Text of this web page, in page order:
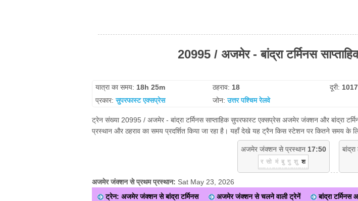
20995 / अजमेर - बांद्रा टर्मिनस
यात्रा का समय: 18h 25m ठहराव: 18 दूरी: 1017
प्रकार:सुपरफास्ट एक्सप्रेस जोन:उत्तर पश्चिम रेलवे
ट्रेन संख्या 20995 / अजमेर - बांद्रा टर्मिनस साप्ताहिक सुपरफास्ट एक्सप्रेस अजमेर जंक्शन और बांद्रा
प्रस्थान और ठहराव का समय प्रदर्शित किया जा रहा है। यहाँ देखे यह ट्रैन किस स्टेशन पर कितने समय के
अजमेर जंक्शन से प्रस्थान 17:50
र सो मं बु गु शु श
अजमेर जंक्शन से प्रथम प्रस्थान: Sat May 23, 2026
ट्रेन: अजमेर जंक्शन से बांद्रा टर्मिनस
अजमेर जंक्शन से चलने वाली ट्रेनें बांद्रा टर्मिनस